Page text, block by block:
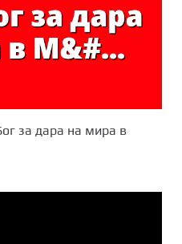
за дара на мира в